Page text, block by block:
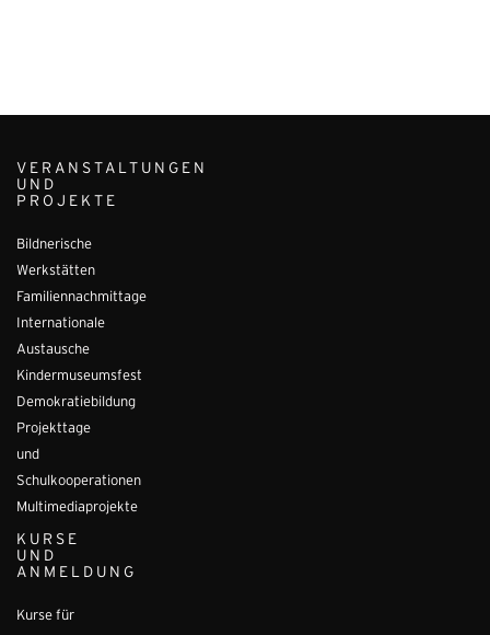
VERANSTALTUNGEN
UND
PROJEKTE
Bildnerische
Werkstätten
Familiennachmittage
Internationale
Austausche
Kindermuseumsfest
Demokratiebildung
Projekttage
und
Schulkooperationen
Multimediaprojekte
KURSE
UND
ANMELDUNG
Kurse für